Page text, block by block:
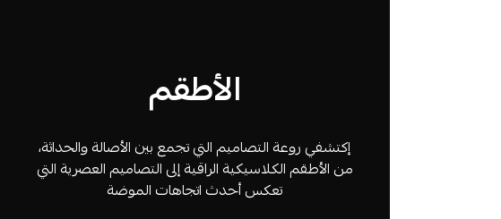
الأطقم
إكتشفي روعة التصاميم التي تجمع بين الأصالة والحداثة،
من الأطقم الكلاسيكية الراقية إلى التصاميم العصرية التي
تعكس أحدث اتجاهات الموضة